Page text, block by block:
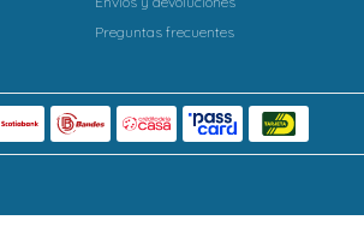
Preguntas frecuentes